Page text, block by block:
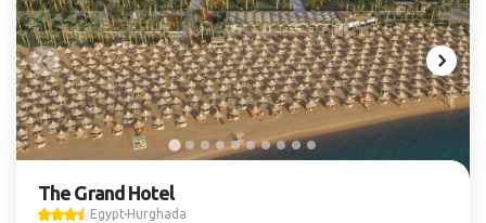
The Grand Hotel
Egypt Hurghada